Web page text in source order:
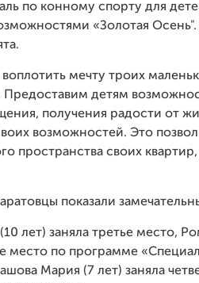
по конному спорту для
«Золотая Осень".
мечту троих
Предоставим детям
получения радости от
возможностей. Это
пространства своих
показали
лет) заняла третье место,
место по программе
Мария (7 лет) заняла